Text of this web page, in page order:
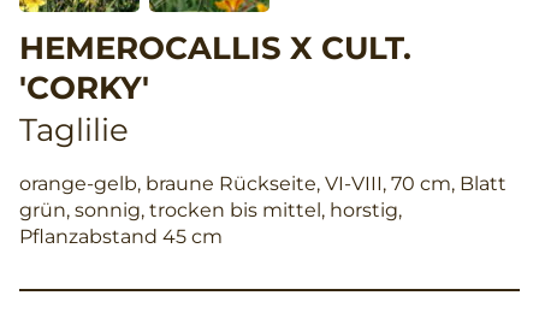
HEMEROCALLIS X CULT.
'CORKY'
Taglilie
orange-gelb, braune Rückseite, VI-VIII, 70 cm, Blatt
grün, sonnig, trocken bis mittel, horstig,
Pflanzabstand 45 cm